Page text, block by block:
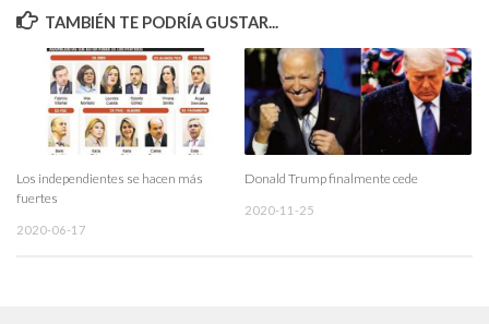
TAMBIÉN TE PODRÍA GUSTAR...
Los independientes se hacen más
fuertes
2020-06-17
Donald Trump finalmente cede
2020-11-25